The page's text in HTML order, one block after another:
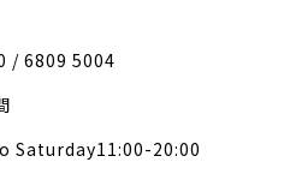
/ 6809 5004
Saturday11:00-20:00